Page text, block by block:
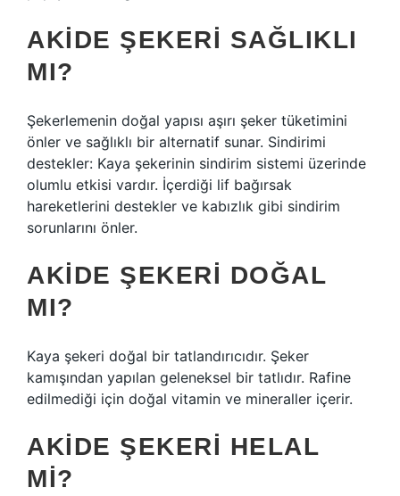
AKIDE ŞEKERI SAĞLIKLI
MI?
Şekerlemenin doğal yapısı aşırı şeker tüketimini
önler ve sağlıklı bir alternatif sunar. Sindirimi
destekler: Kaya şekerinin sindirim sistemi üzerinde
olumlu etkisi vardır. İçerdiği lif bağırsak
hareketlerini destekler ve kabızlık gibi sindirim
sorunlarını önler.
AKIDE ŞEKERI DOĞAL
MI?
Kaya şekeri doğal bir tatlandırıcıdır. Şeker
kamışından yapılan geleneksel bir tatlıdır. Rafine
edilmediği için doğal vitamin ve mineraller içerir.
AKIDE ŞEKERI HELAL
MI?